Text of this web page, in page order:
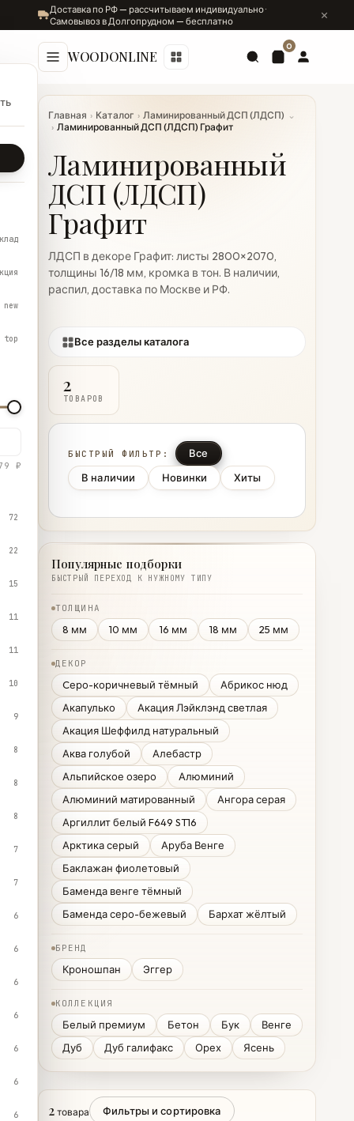
Доставка по РФ — рассчитываем индивидуально ·
Самовывоз в Долгопрудном — бесплатно
WOODONLINE
0
Главная › Каталог › Ламинированный ДСП (ЛДСП) ⌄
› Ламинированный ДСП (ЛДСП) Графит
Ламинированный
ДСП (ЛДСП)
Графит
ЛДСП в декоре Графит: листы 2800×2070,
толщины 16/18 мм, кромка в тон. В наличии,
распил, доставка по Москве и РФ.
Все разделы каталога
2
ТОВАРОВ
БЫСТРЫЙ ФИЛЬТР:
Все
В наличии
Новинки Хиты
new
top
₽
72
22
15
11
11
10
9
8
8
8
7
7
6
6
6
6
6
6
6
Популярные подборки
БЫСТРЫЙ ПЕРЕХОД К НУЖНОМУ ТИПУ
ТОЛЩИНА
8 мм 10 мм 16 мм 18 мм 25 мм
ДЕКОР
Cеро-коричневый тёмный
Абрикос нюд
Акапулько
Акация Лэйклэнд светлая
Акация Шеффилд натуральный
Аква голубой
Алебастр
Альпийское озеро
Алюминий
Алюминий матированный
Ангора серая
Аргиллит белый F649 ST16
Арктика серый
Аруба Венге
Баклажан фиолетовый
Баменда венге тёмный
Баменда серо-бежевый
Бархат жёлтый
БРЕНД
Кроношпан Эггер
КОЛЛЕКЦИЯ
Белый премиум Бетон Бук
Венге
Дуб
Дуб галифакс Орех Ясень
2 товара Фильтры и сортировка